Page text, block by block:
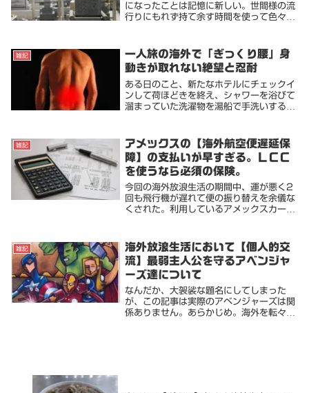
になったことは記憶に新しい。世間様の流
行りにもれず持て余す時間を使って色々な
てしまっては、狭い実家の中で手を付ける
ところも...
雑記
一人旅の海外で「ぎっくり腰」身
動きが取れない絶望と忍耐
ある日のこと、新たなホテルにチェックイ
ンして荷ほどきを終え、シャワーを浴びて
溜まっていた洗濯物を湯船で手洗いする事
はあまり気にも留めず、それから辺りの散
策をしたりホ...
雑記
アメックスの【海外航空便遅延保
障】の支払いが早すぎる。ＬＣＣ
を使うなら必須の保険。
今回の海外放浪生活の期間中、運が悪く2
回も飛行機が遅れて便の振り替えを余儀な
くされた。利用しているアメックスカード
回の遅延に対して上限が2万円と定められ
ている。保険...
雑記
海外放浪生活において【個人的交
流】最弱主人公を守るアベンジャ
ーズ達について
なんだか、大袈裟な題名にしてしまった
が、この記事は実際のアベンジャーズは関
係ありません。あらかじめ。海外を転々と